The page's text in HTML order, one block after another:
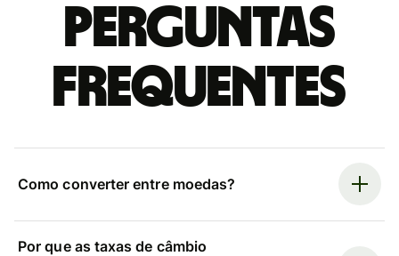
Perguntas
frequentes
Como converter entre moedas?
Por que as taxas de câmbio